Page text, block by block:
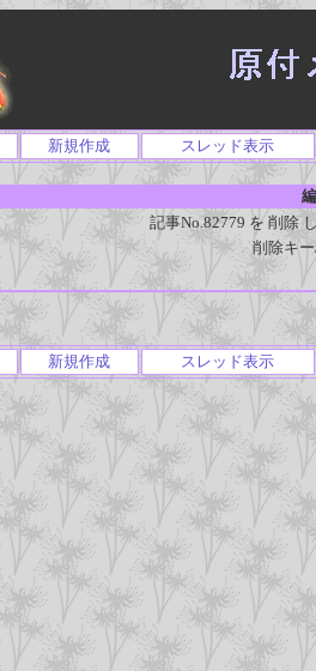
新規作成 スレッド表示
記事No.82779 を 削除
削除キ
新規作成 スレッド表示